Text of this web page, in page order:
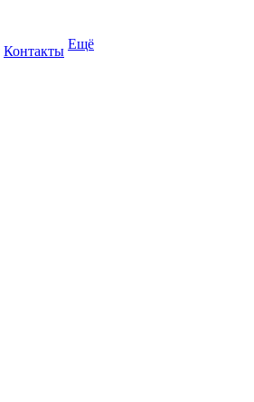
Контакты Ещё